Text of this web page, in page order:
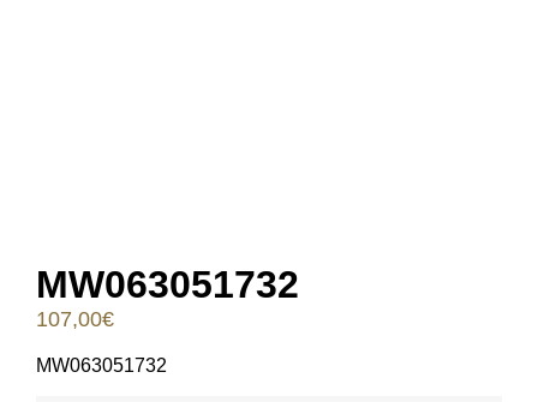
MW063051732
107,00€
MW063051732